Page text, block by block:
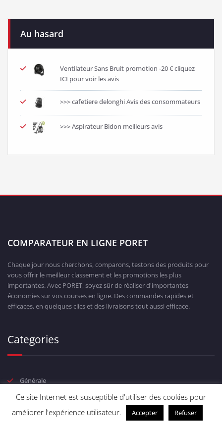
Au hasard
Ventilateur Sans Bruit promotion -20 € cliquez
ICI pour voir les avis
>>> cafetiere delonghi Avis des consommateurs
>>> Aspirateur Bidon meilleurs avis
COMPARATEUR EN LIGNE PORET
Chaque jour nous cherchons, comparons, testons des produits pour
vous offrir le meilleur classement et les promotions les plus
importantes. Avec PORET, soyez sûr de réaliser d'importantes
économies sur vos courses en ligne. Des commandes rapides et
efficaces, en quelques clics et des livraisons tout aussi efficace.
Categories
Générale
Ce site Internet est susceptible d'utiliser des cookies pour
améliorer l'expérience utilisateur.
Accepter Refuser